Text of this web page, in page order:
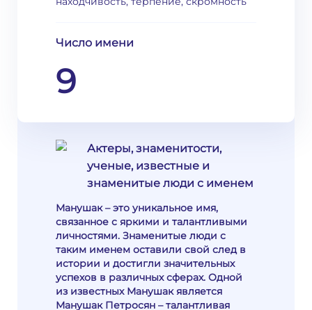
Число имени
9
Актеры, знаменитости,
ученые, известные и
знаменитые люди с именем
Манушак – это уникальное имя,
связанное с яркими и талантливыми
личностями. Знаменитые люди с
таким именем оставили свой след в
истории и достигли значительных
успехов в различных сферах. Одной
из известных Манушак является
Манушак Петросян – талантливая